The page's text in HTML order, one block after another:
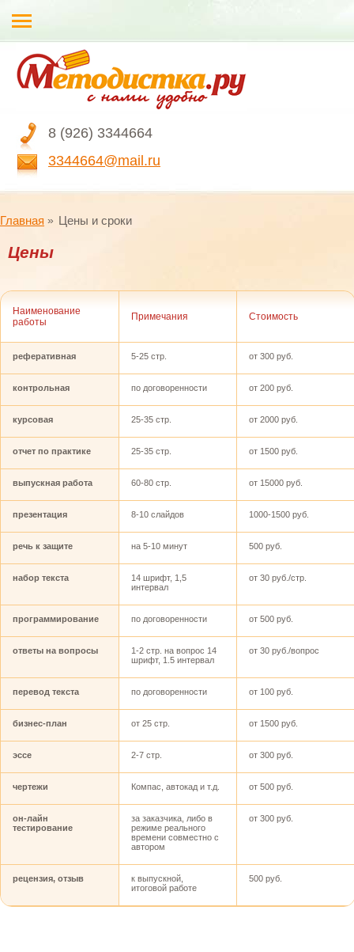
8 (926) 3344664
3344664@mail.ru
Главная Цены и сроки
Цены
Наименование
работы
Примечания Стоимость
реферативная 5-25 стр. от 300 руб.
контрольная по договоренности от 200 руб.
курсовая 25-35 стр. от 2000 руб.
отчет по практике 25-35 стр. от 1500 руб.
выпускная работа 60-80 стр. от 15000 руб.
презентация 8-10 слайдов 1000-1500 руб.
речь к защите на 5-10 минут 500 руб.
набор текста
14 шрифт, 1,5
интервал
от 30 руб./стр.
программирование по договоренности от 500 руб.
ответы на вопросы
1-2 стр. на вопрос 14
шрифт, 1.5 интервал
от 30 руб./вопрос
перевод текста по договоренности от 100 руб.
бизнес-план от 25 стр. от 1500 руб.
эссе 2-7 стр. от 300 руб.
чертежи Компас, автокад и т.д. от 500 руб.
он-лайн
тестирование
за заказчика, либо в
режиме реального
времени совместно с
автором
от 300 руб.
рецензия, отзыв
к выпускной,
итоговой работе
500 руб.